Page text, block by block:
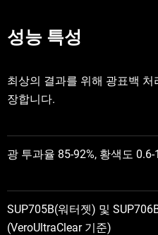
성능 특성
최상의 결과를 위해 광표백
장합니다.
광 투과율 85-92%, 황색도 0.6-
SUP705B(워터젯) 및
(VeroUltraClear 기준)